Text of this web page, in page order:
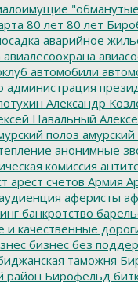
80 лет 80 лет
аварийное
авиалесоохрана
автомобили
администрация
Александр
Навальный
полоз амурский
анонимные
комиссия
арест счетов Армия
аферисты
банкротство
и качественные
бизнес без
таможня
район Бирофельд